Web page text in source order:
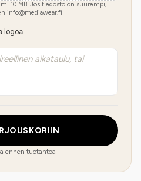
10 MB. Jos tiedosto on suurempi,
info@mediawear.fi
logoa
ennen tuotantoa